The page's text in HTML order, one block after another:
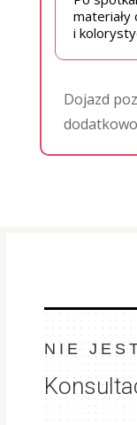
materiały
i
Dojazd
NIE